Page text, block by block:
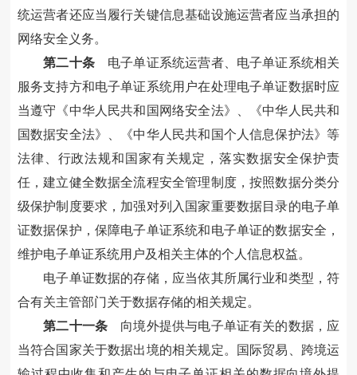
统运营者还应当履行关键信息基础设施运营者应当承担的
网络安全义务。
第二十条电子单证系统运营者、电子单证系统相关
服务支持方和电子单证系统用户在处理电子单证数据时应
当遵守《中华人民共和国网络安全法》、《中华人民共和
国数据安全法》、《中华人民共和国个人信息保护法》等
法律、行政法规和国家有关规定，落实数据安全保护责
任，建立健全数据全流程安全管理制度，按照数据分类分
级保护制度要求，加强对列入国家重要数据目录的电子单
证数据保护，保障电子单证系统和电子单证的数据安全，
维护电子单证系统用户及相关主体的个人信息权益。
电子单证数据的存储，应当依其所属行业和类型，符
合有关主管部门关于数据存储的相关规定。
第二十一条 向境外提供与电子单证有关的数据，应
当符合国家关于数据出境的相关规定。国际贸易、跨境运